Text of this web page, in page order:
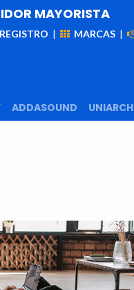
MAYORISTA
| MARCAS |
ADDASOUND UNIARCH